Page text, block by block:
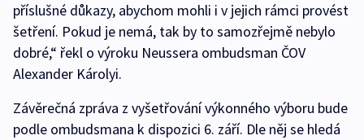
příslušné důkazy, abychom mohli i v jejich rámci provést
šetření. Pokud je nemá, tak by to samozřejmě nebylo
dobré,“ řekl o výroku Neussera ombudsman ČOV
Alexander Károlyi.
Závěrečná zpráva z vyšetřování výkonného výboru bude
podle ombudsmana k dispozici 6. září. Dle něj se hledá